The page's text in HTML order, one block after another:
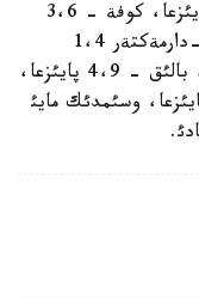
يمپورتتئق تذسئمدةردةن قانت - 4،3 پايئزعا، كوفة - 3،6
پايئزعا، اياق كيئم - 1،9 پايئزعا، ءدارئ-دارمةكتةر 1،4
پايئزعا ارزاندادئ، مارگارين - 10 پايئزعا، بالئق - 4،9 پايئزعا،
- 3 پايئزعا، كذرئش - 2،6 پايئزعا، وسئمدئك مايئ